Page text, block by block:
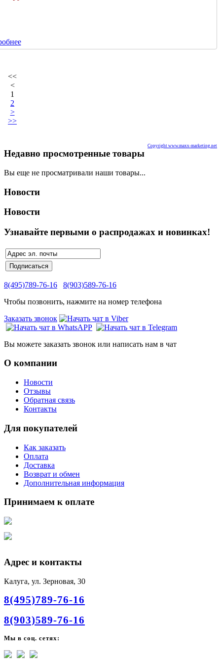
<<
<
1
2
>
>>
Copyright www.maxx-marketing.net
Недавно просмотренные товары
Вы еще не просматривали наши товары...
Новости
Новости
Узнавайте первыми о распродажах и новинках!
8(495)789-76-16
8(903)589-76-16
Чтобы позвонить, нажмите на номер телефона
Заказать звонок
Вы можете заказать звонок или написать нам в чат
О компании
Новости
Отзывы
Обратная связь
Контакты
Для покупателей
Как заказать
Оплата
Доставка
Возврат и обмен
Дополнительная информация
Принимаем к оплате
Адрес и контакты
Калуга, ул. Зерновая, 30
8(495)789-76-16
8(903)589-76-16
Мы в соц. сетях: